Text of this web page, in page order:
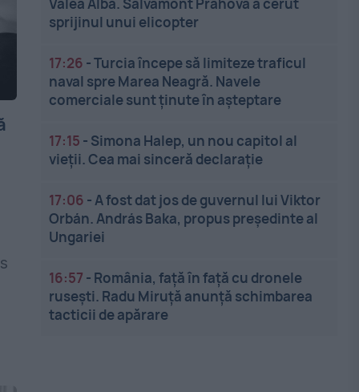
sprijinul unui elicopter
17:26 -Turcia începe să limiteze traficul
naval spre Marea Neagră. Navele
comerciale sunt ținute în așteptare
17:15 - Simona Halep, un nou capitol al
vieții. Cea mai sinceră declarație
17:06 -A fost dat jos de guvernul lui Viktor
Orbán. András Baka, propus președinte al
Ungariei
16:57 - România, față în față cu dronele
rusești. Radu Miruță anunță schimbarea
tacticii de apărare